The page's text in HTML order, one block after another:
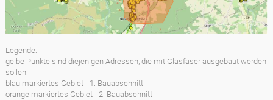
Legende:
gelbe Punkte sind diejenigen Adressen, die mit Glasfaser ausgebaut werden
sollen.
blau markiertes Gebiet - 1. Bauabschnitt
orange markiertes Gebiet - 2. Bauabschnitt